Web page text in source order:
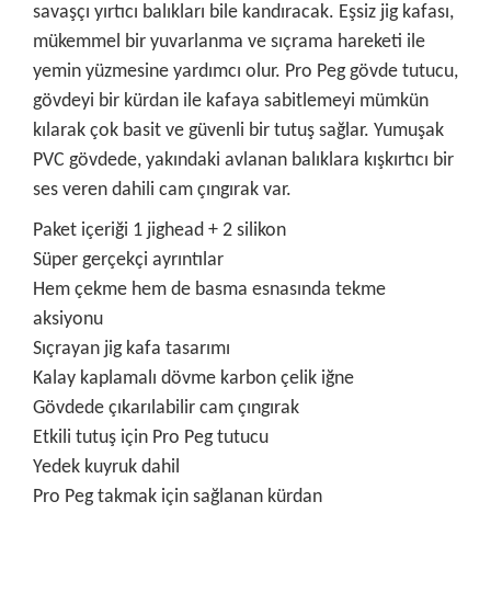
savaşçı yırtıcı balıkları bile kandıracak. Eşsiz jig kafası,
mükemmel bir yuvarlanma ve sıçrama hareketi ile
yemin yüzmesine yardımcı olur. Pro Peg gövde tutucu,
gövdeyi bir kürdan ile kafaya sabitlemeyi mümkün
kılarak çok basit ve güvenli bir tutuş sağlar. Yumuşak
PVC gövdede, yakındaki avlanan balıklara kışkırtıcı bir
ses veren dahili cam çıngırak var.
Paket içeriği 1 jighead + 2 silikon
Süper gerçekçi ayrıntılar
Hem çekme hem de basma esnasında tekme
aksiyonu
Sıçrayan jig kafa tasarımı
Kalay kaplamalı dövme karbon çelik iğne
Gövdede çıkarılabilir cam çıngırak
Etkili tutuş için Pro Peg tutucu
Yedek kuyruk dahil
Pro Peg takmak için sağlanan kürdan